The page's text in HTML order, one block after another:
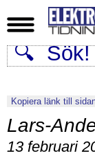
Kopiera länk till
Lars-
13 februari